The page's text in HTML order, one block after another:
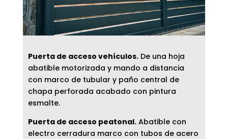
Puerta de acceso vehículos.De una hoja
abatible motorizada y mando a distancia
con marco de tubular y paño central de
chapa perforada acabado con pintura
esmalte.
Puerta de acceso peatonal.Abatible con
electro cerradura marco con tubos de acero